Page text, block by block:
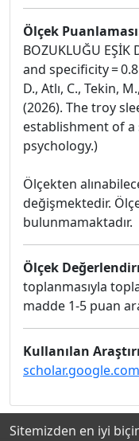
Ölçek
BOZUKLUĞU EŞİK
and specificity =
D., Atlı, C., Tekin,
(2026). The troy
establishment of a
psychology.)
Ölçekten
değişmektedir.
bulunmamaktadır.
Ölçek
toplanmasıyla
madde 1-5 puan
Kullanılan
Sitemizden en iyi